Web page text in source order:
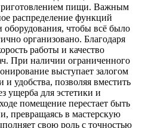
пищи. Важным
распределение функций
чтобы всё было
организовано. Благодаря
работы и качество
При наличии ограниченного
выступает залогом
удобства, позволяя вместить
ущерба для эстетики и
помещение перестает быть
превращаясь в мастерскую
свою роль с точностью